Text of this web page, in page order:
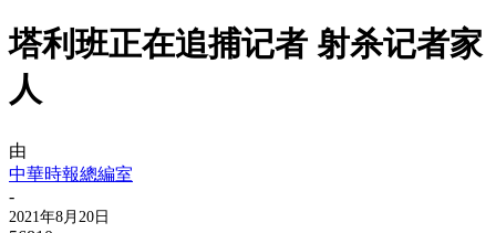
塔利班正在追捕记者 射杀记者家
人
由
中華時報總編室
-
2021年8月20日